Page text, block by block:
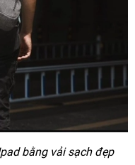
bằng vải sạch đẹp